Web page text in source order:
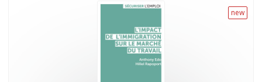
new